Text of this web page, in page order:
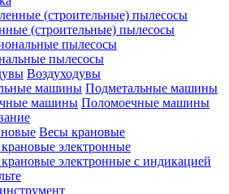
(строительные) пылесосы
пылесосы
Воздуходувы
Подметальные машины
Поломоечные машины
Весы крановые
электронные
электронные с индикацией